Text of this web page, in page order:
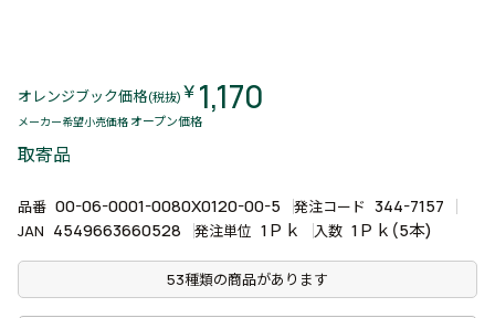
オレンジブック価格(税抜) ￥ 1,170
メーカー希望小売価格 オープン価格
取寄品
品番 00-06-0001-0080X0120-00-5 発注コード 344-7157
JAN 4549663660528 発注単位 1Ｐｋ 入数 1Ｐｋ(5本)
53種類の商品があります